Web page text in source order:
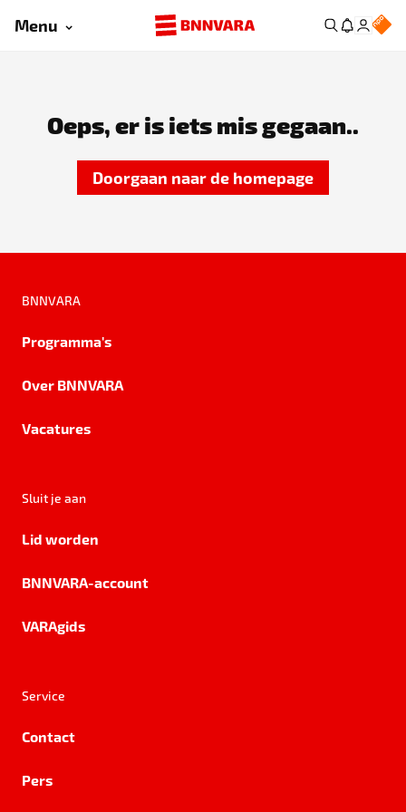
Menu
Oeps, er is iets mis gegaan..
Doorgaan naar de homepage
BNNVARA
Programma's
Over BNNVARA
Vacatures
Sluit je aan
Lid worden
BNNVARA-account
VARAgids
Service
Contact
Pers